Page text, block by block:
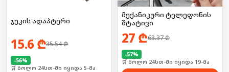
ჯეკის ადაპტერი
15.6 ₾35.54₾
-56%
🛒 ბოლო 24სთ-ში იყიდა 5-მა
მექანიკური ტელეფონის
შტატივი
27 ₾63.37₾
-57%
🛒 ბოლო 24სთ-ში იყიდა 19-მა